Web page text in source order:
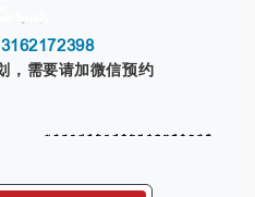
，需要请加微信预约